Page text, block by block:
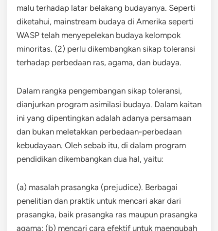
malu terhadap latar belakang budayanya. Seperti
diketahui, mainstream budaya di Amerika seperti
WASP telah menyepelekan budaya kelompok
minoritas. (2) perlu dikembangkan sikap toleransi
terhadap perbedaan ras, agama, dan budaya.
Dalam rangka pengembangan sikap toleransi,
dianjurkan program asimilasi budaya. Dalam kaitan
ini yang dipentingkan adalah adanya persamaan
dan bukan meletakkan perbedaan-perbedaan
kebudayaan. Oleh sebab itu, di dalam program
pendidikan dikembangkan dua hal, yaitu:
(a) masalah prasangka (prejudice). Berbagai
penelitian dan praktik untuk mencari akar dari
prasangka, baik prasangka ras maupun prasangka
agama; (b) mencari cara efektif untuk maengubah